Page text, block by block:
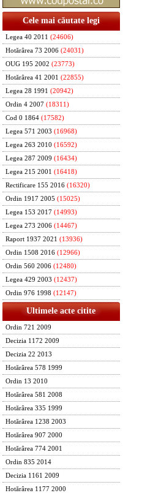
Cele mai căutate legi
Legea 40 2011 (24606)
Hotărârea 73 2006 (24031)
OUG 195 2002 (23773)
Hotărârea 41 2001 (22855)
Legea 28 1991 (20942)
Ordin 4 2007 (18311)
Cod 0 1864 (17582)
Legea 571 2003 (16968)
Legea 263 2010 (16592)
Legea 287 2009 (16434)
Legea 215 2001 (16418)
Rectificare 155 2016 (16320)
Ordin 1917 2005 (15025)
Legea 153 2017 (14993)
Legea 273 2006 (14467)
Raport 1937 2021 (13936)
Ordin 1508 2016 (12966)
Ordin 560 2006 (12480)
Legea 429 2003 (12437)
Ordin 976 1998 (12147)
Ultimele acte citite
Ordin 721 2009
Decizia 1172 2009
Decizia 22 2013
Hotărârea 578 1999
Ordin 13 2010
Hotărârea 581 2008
Hotărârea 335 1999
Hotărârea 1238 2003
Hotărârea 907 2000
Hotărârea 774 2001
Ordin 835 2014
Decizia 1161 2009
Hotărârea 1177 2000